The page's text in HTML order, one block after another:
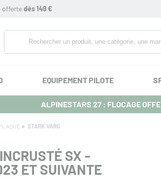
offertedès 149 €
EQUIPEMENT PILOTE
ALPINESTARS 27 : FLOCAGE
STARK VARG
SX -
ET SUIVANTE